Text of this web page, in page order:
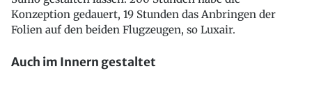
Konzeption gedauert, 19 Stunden das Anbringen der
Folien auf den beiden Flugzeugen, so Luxair.
Auch im Innern gestaltet